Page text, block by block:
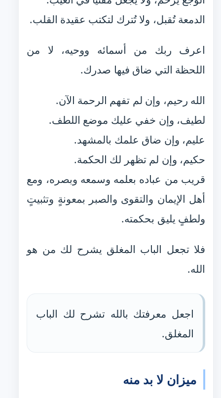
الدمعة تُقبل، ولا تُترك لتكتب عقيدة القلب.
اعرف ربك من أسمائه ووحيه، لا من
اللحظة التي ضاق فيها صدرك.
الله رحيم، وإن لم تفهم الرحمة الآن.
لطيف، وإن خفي عليك موضع اللطف.
عليم، وإن ضاق علمك بالمشهد.
حكيم، وإن لم تظهر لك الحكمة.
قريب من عباده بعلمه وسمعه وبصره، ومع
أهل الإيمان والتقوى والصبر بمعونةٍ وتثبيتٍ
ولطفٍ يليق بحكمته.
فلا تجعل الباب المغلق يشرح لك من هو
الله.
اجعل معرفتك بالله تشرح لك الباب
المغلق.
ميزان لا بد منه